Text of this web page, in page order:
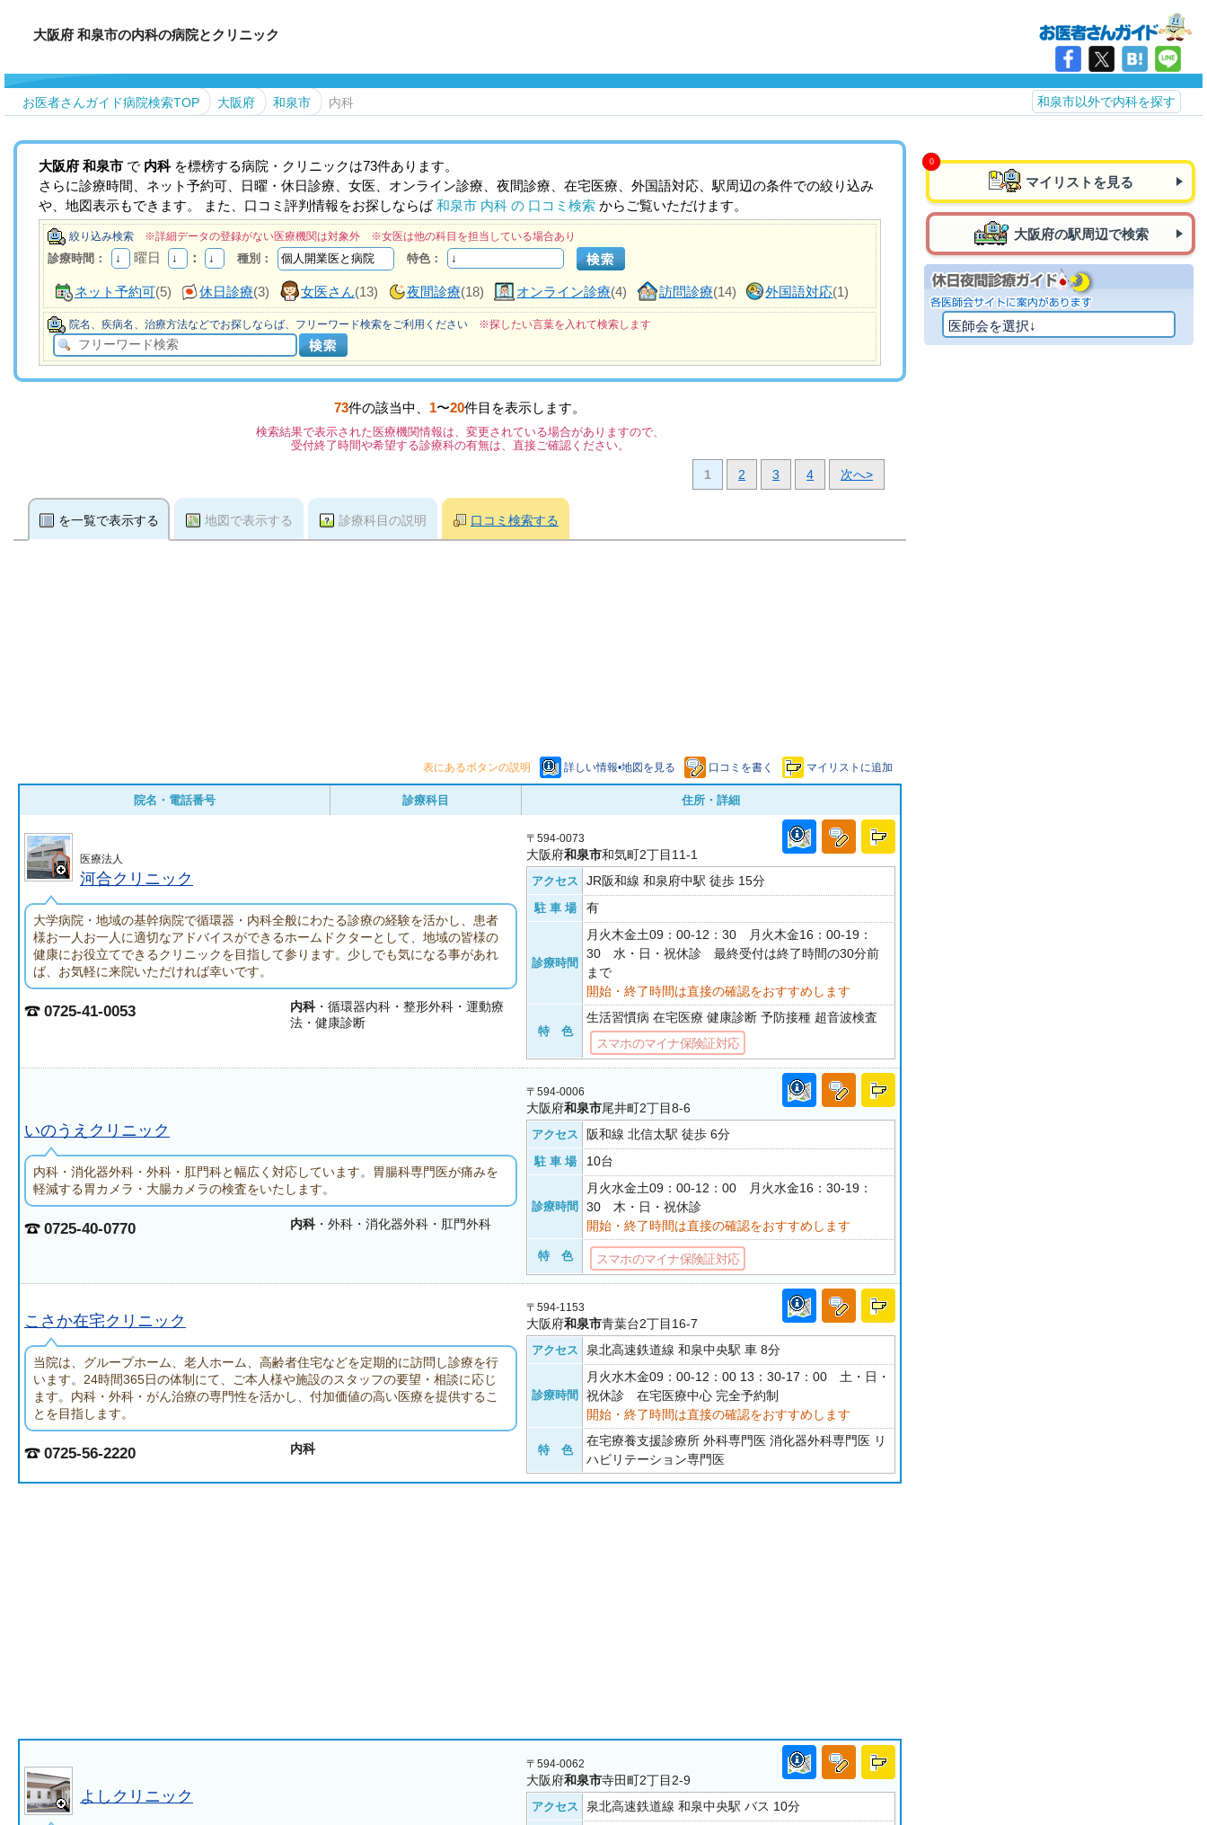
大阪府 和泉市の内科の病院とクリニック
お医者さんガイド病院検索TOP 大阪府 和泉市 内科 和泉市以外で内科を探す
大阪府 和泉市 で 内科を標榜する病院・クリニックは73件あります。
さらに診療時間、ネット予約可、日曜・休日診療、女医、オンライン診療、夜間診療、在宅医療、外国語対応、駅周辺の条件での絞り込み
や、地図表示もできます。 また、口コミ評判情報をお探しならば和泉市 内科 の 口コミ検索 からご覧いただけます。
絞り込み検索 ※詳細データの登録がない医療機関は対象外 ※女医は他の科目を担当している場合あり
診療時間： 曜日 ： 種別： 特色：
ネット予約可(5) 休日診療(3) 女医さん(13) 夜間診療(18) オンライン診療(4) 訪問診療(14) 外国語対応(1)
院名、疾病名、治療方法などでお探しならば、フリーワード検索をご利用ください ※探したい言葉を入れて検索します
73件の該当中、 1〜20件目を表示します。
検索結果で表示された医療機関情報は、変更されている場合がありますので、
受付終了時間や希望する診療科の有無は、直接ご確認ください。
1 2 3 4 次へ>
を一覧で表示する 地図で表示する 診療科目の説明 口コミ検索する
表にあるボタンの説明 詳しい情報•地図を見る 口コミを書く マイリストに追加
院名・電話番号 診療科目 住所・詳細
医療法人
河合クリニック
大学病院・地域の基幹病院で循環器・内科全般にわたる診療の経験を活かし、患者
様お一人お一人に適切なアドバイスができるホームドクターとして、地域の皆様の
健康にお役立てできるクリニックを目指して参ります。少しでも気になる事があれ
ば、お気軽に来院いただければ幸いです。
0725-41-0053 内科・循環器内科・整形外科・運動療
法・健康診断
〒594-0073
大阪府和泉市和気町2丁目11-1
アクセス JR阪和線 和泉府中駅 徒歩 15分
駐 車 場 有
診療時間
月火木金土09：00-12：30 月火木金16：00-19：
30 水・日・祝休診 最終受付は終了時間の30分前
まで
開始・終了時間は直接の確認をおすすめします
特 色
生活習慣病 在宅医療 健康診断 予防接種 超音波検査
スマホのマイナ保険証対応
いのうえクリニック
内科・消化器外科・外科・肛門科と幅広く対応しています。胃腸科専門医が痛みを
軽減する胃カメラ・大腸カメラの検査をいたします。
0725-40-0770 内科・外科・消化器外科・肛門外科
〒594-0006
大阪府和泉市尾井町2丁目8-6
アクセス 阪和線 北信太駅 徒歩 6分
駐 車 場 10台
診療時間
月火水金土09：00-12：00 月火水金16：30-19：
30 木・日・祝休診
開始・終了時間は直接の確認をおすすめします
特 色 スマホのマイナ保険証対応
こさか在宅クリニック
当院は、グループホーム、老人ホーム、高齢者住宅などを定期的に訪問し診療を行
います。24時間365日の体制にて、ご本人様や施設のスタッフの要望・相談に応じ
ます。内科・外科・がん治療の専門性を活かし、付加価値の高い医療を提供するこ
とを目指します。
0725-56-2220 内科
〒594-1153
大阪府和泉市青葉台2丁目16-7
アクセス 泉北高速鉄道線 和泉中央駅 車 8分
診療時間
月火水木金09：00-12：00 13：30-17：00 土・日・
祝休診 在宅医療中心 完全予約制
開始・終了時間は直接の確認をおすすめします
特 色
在宅療養支援診療所 外科専門医 消化器外科専門医 リ
ハビリテーション専門医
よしクリニック
〒594-0062
大阪府和泉市寺田町2丁目2-9
アクセス 泉北高速鉄道線 和泉中央駅 バス 10分
マイリストを見る
大阪府の駅周辺で検索